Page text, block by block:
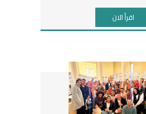
اقرأ الان